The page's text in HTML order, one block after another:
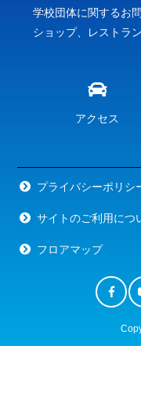
学校団体に関するお
ショップ、レストラ
アクセス
プライバシーポリシ
サイトのご利用につ
フロアマップ